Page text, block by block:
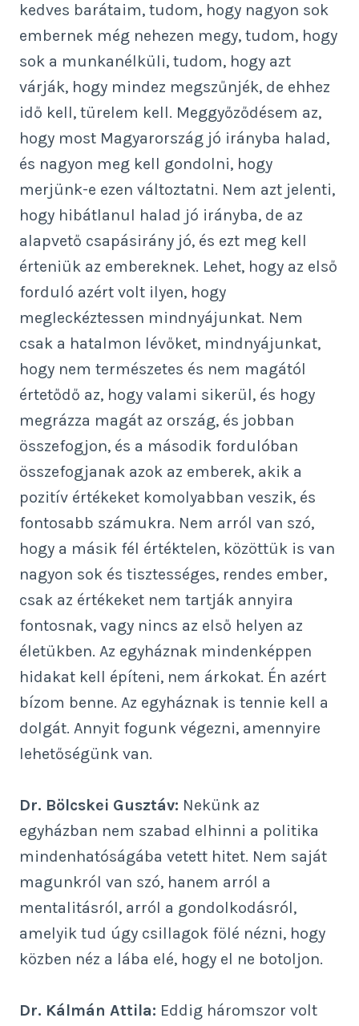
kedves barátaim, tudom, hogy nagyon sok
embernek még nehezen megy, tudom, hogy
sok a munkanélküli, tudom, hogy azt
várják, hogy mindez megszűnjék, de ehhez
idő kell, türelem kell. Meggyőződésem az,
hogy most Magyarország jó irányba halad,
és nagyon meg kell gondolni, hogy
merjünk-e ezen változtatni. Nem azt jelenti,
hogy hibátlanul halad jó irányba, de az
alapvető csapásirány jó, és ezt meg kell
érteniük az embereknek. Lehet, hogy az első
forduló azért volt ilyen, hogy
megleckéztessen mindnyájunkat. Nem
csak a hatalmon lévőket, mindnyájunkat,
hogy nem természetes és nem magától
értetődő az, hogy valami sikerül, és hogy
megrázza magát az ország, és jobban
összefogjon, és a második fordulóban
összefogjanak azok az emberek, akik a
pozitív értékeket komolyabban veszik, és
fontosabb számukra. Nem arról van szó,
hogy a másik fél értéktelen, közöttük is van
nagyon sok és tisztességes, rendes ember,
csak az értékeket nem tartják annyira
fontosnak, vagy nincs az első helyen az
életükben. Az egyháznak mindenképpen
hidakat kell építeni, nem árkokat. Én azért
bízom benne. Az egyháznak is tennie kell a
dolgát. Annyit fogunk végezni, amennyire
lehetőségünk van.
Dr. Bölcskei Gusztáv: Nekünk az
egyházban nem szabad elhinni a politika
mindenhatóságába vetett hitet. Nem saját
magunkról van szó, hanem arról a
mentalitásról, arról a gondolkodásról,
amelyik tud úgy csillagok fölé nézni, hogy
közben néz a lába elé, hogy el ne botoljon.
Dr. Kálmán Attila: Eddig háromszor volt